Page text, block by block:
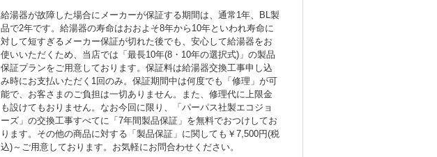
給湯器が故障した場合にメーカーが保証する期間は、通常1年、BL製
品で2年です。給湯器の寿命はおおよそ8年から10年といわれ寿命に
対して短すぎるメーカー保証が切れた後でも、安心して給湯器をお
使いいただくため、当店では「最長10年(8・10年の選択式)」の製品
保証プランをご用意しております。保証料は給湯器交換工事申し込
み時にお支払いただく1回のみ。保証期間中は何度でも「修理」が可
能で、お客さまのご負担は一切ありません。また、修理代に上限金
も設けてもおりません。なお今回に限り、「パーパス社製エコジョ
ーズ」の交換工事すべてに「7年間製品保証」を無料でおつけしてお
ります。その他の商品に対する「製品保証」に関しても￥7,500円(税
込)～ご用意しております。お気軽にお問合わせください。